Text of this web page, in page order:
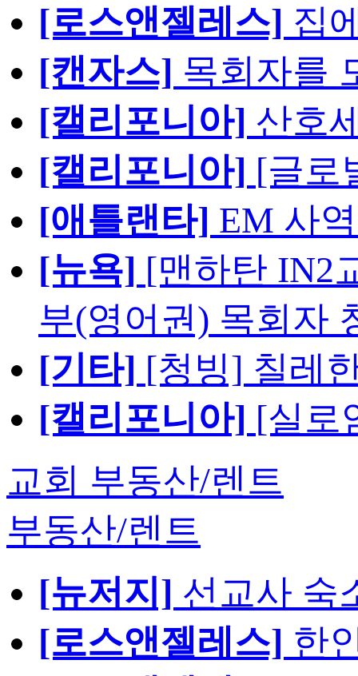
[로스앤젤레스] 집
[캔자스] 목회자를
[캘리포니아] 산호
[캘리포니아] [글로
[애틀랜타] EM 사
[뉴욕] [맨하탄 IN2
부(영어권) 목회자
[기타] [청빙] 칠레
[캘리포니아] [실로
교회 부동산/렌트
부동산/렌트
[뉴저지] 선교사 숙
[로스앤젤레스] 한